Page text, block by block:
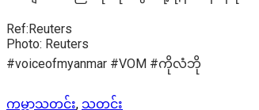
Ref:Reuters
Photo: Reuters
#voiceofmyanmar #VOM #ကိုလံဘို
ကမ္ဘာ့သတင်း, သတင်း